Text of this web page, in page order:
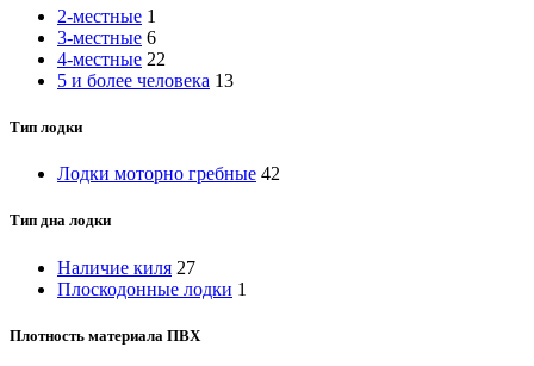
2-местные 1
3-местные 6
4-местные 22
5 и более человека 13
Тип лодки
Лодки моторно гребные 42
Тип дна лодки
Наличие киля 27
Плоскодонные лодки 1
Плотность материала ПВХ